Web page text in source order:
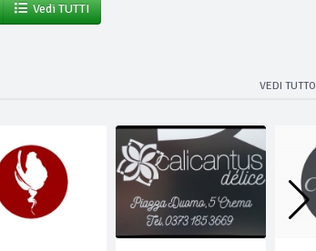
Vedi TUTTI
VEDI TUTTO